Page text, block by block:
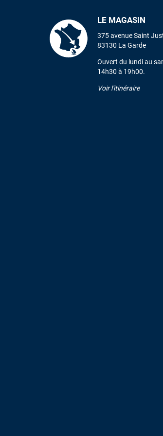
LE MAGASIN
375 avenue Saint
83130 La Garde
Ouvert du lundi au
14h30 à 19h00.
Voir l'itinéraire